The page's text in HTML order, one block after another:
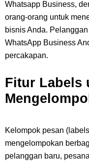
Whatsapp Business,
orang-orang untuk
bisnis Anda.
WhatsApp Business
percakapan.
Fitur Labels
Kelompok pesan
mengelompokan
pelanggan baru,